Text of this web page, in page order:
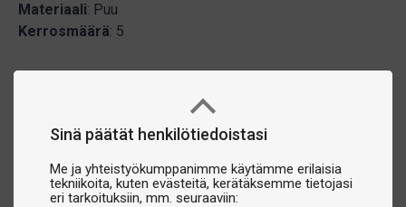
Sinä päätät henkilötiedoistasi
Me ja yhteistyökumppanimme käytämme erilaisia
tekniikoita, kuten evästeitä, kerätäksemme tietojasi
eri tarkoituksiin, mm. seuraaviin:
Materiaali: Puu
Kerrosmäärä: 5